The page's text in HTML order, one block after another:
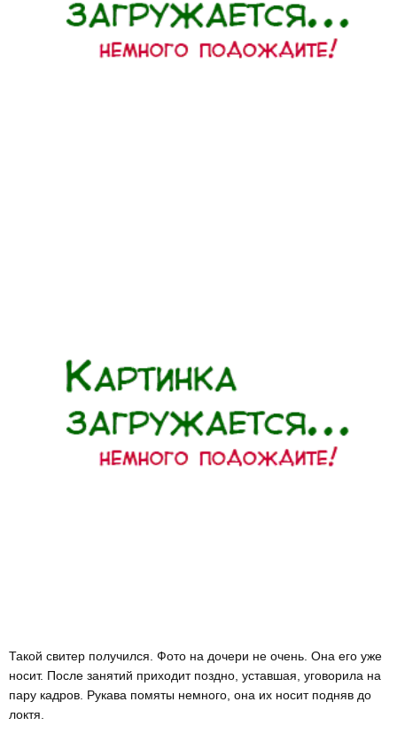
Такой свитер получился. Фото на дочери не очень. Она его уже
носит. После занятий приходит поздно, уставшая, уговорила на
пару кадров. Рукава помяты немного, она их носит подняв до
локтя.